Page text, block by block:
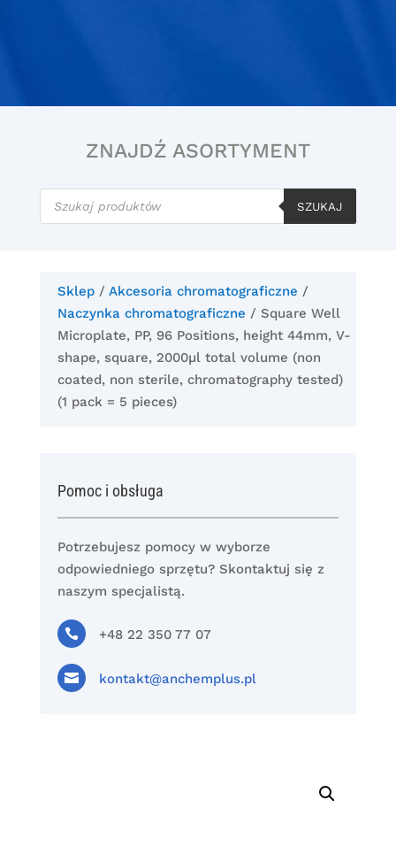
ZNAJDŹ ASORTYMENT
Wyszukiwarka
produktów
SZUKAJ
Sklep/ Akcesoria chromatograficzne /
Naczynka chromatograficzne / Square Well
Microplate, PP, 96 Positions, height 44mm, V-
shape, square, 2000µl total volume (non
coated, non sterile, chromatography tested)
(1 pack = 5 pieces)
Pomoc i obsługa
Potrzebujesz pomocy w wyborze
odpowiedniego sprzętu? Skontaktuj się z
naszym specjalistą.
 +48 22 350 77 07
 kontakt@anchemplus.pl